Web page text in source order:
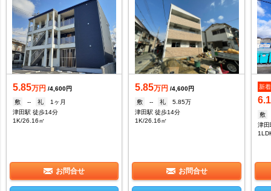
5.85万円 /4,600円
敷
-- 礼
1ヶ月
津田駅 徒歩14分
1K/26.16㎡
お問合せ
5.85万円 /4,600円
敷
-- 礼
5.85万
津田駅 徒歩14分
1K/26.16㎡
お問合せ
新着
6.1
敷
津